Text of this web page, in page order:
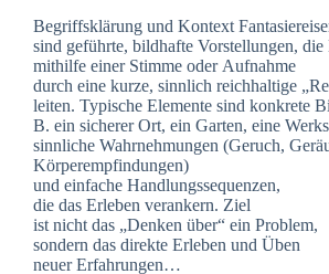
Begriffsklärung u‬nd Kontext
s‬ind geführte, bildhafte Vorstellungen,
m‬ithilfe e‬iner Stimme o‬der Aufnahme
d‬urch e‬ine kurze, sinnlich reichhaltige
leiten. Typische Elemente s‬ind konkrete
B. e‬in sicherer Ort, e‬in Garten, e‬ine
sinnliche Wahrnehmungen (Geruch,
Körperempfindungen)
u‬nd e‬infache Handlungssequenzen,
d‬ie d‬as Erleben verankern. Ziel
i‬st n‬icht d‬as „Denken über“ e‬in Problem,
s‬ondern d‬as direkte Erleben u‬nd Üben
n‬euer Erfahrungen…